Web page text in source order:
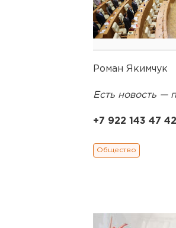
Роман Якимчук
Есть новость —
+7 922 143 47 42
Общество